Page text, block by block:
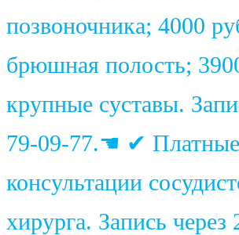
позвоночника; 4000
брюшная полость;
крупные суставы.
79-09-77.☚ ✔ Платные
консультации
хирурга. Запись через